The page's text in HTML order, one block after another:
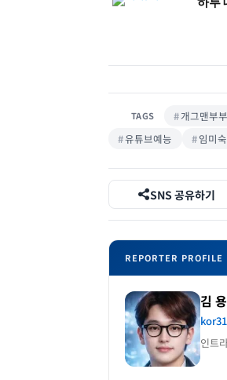
TAGS 개그맨부부
유튜브예능
임미숙
SNS 공유하기
REPORTER PROFILE
김
인트